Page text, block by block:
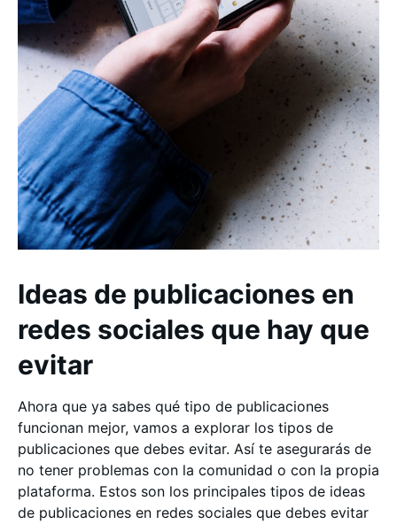
Ideas de publicaciones en
redes sociales que hay que
evitar
Ahora que ya sabes qué tipo de publicaciones
funcionan mejor, vamos a explorar los tipos de
publicaciones que debes evitar. Así te asegurarás de
no tener problemas con la comunidad o con la propia
plataforma. Estos son los principales tipos de ideas
de publicaciones en redes sociales que debes evitar